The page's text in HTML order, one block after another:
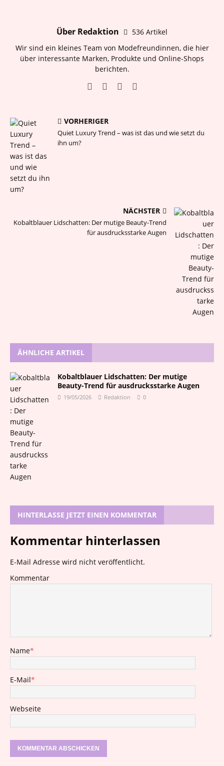
Über Redaktion
536 Artikel
Wir sind ein kleines Team von Modefreundinnen, die hier
über interessante Marken, Produkte und Online-Shops
berichten.
VORHERIGER
Quiet Luxury Trend – was ist das und wie setzt du
ihn um?
NÄCHSTER
Kobaltblauer Lidschatten: Der mutige Beauty-Trend
für ausdrucksstarke Augen
ÄHNLICHE ARTIKEL
Kobaltblauer Lidschatten: Der mutige
Beauty-Trend für ausdrucksstarke Augen
19/05/2026 Redaktion 0
HINTERLASSE JETZT EINEN KOMMENTAR
Kommentar hinterlassen
E-Mail Adresse wird nicht veröffentlicht.
Kommentar
Name*
E-Mail*
Webseite